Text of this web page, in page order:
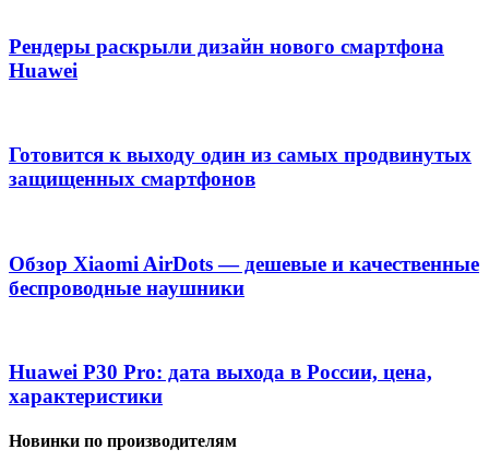
Рендеры раскрыли дизайн нового смартфона
Huawei
Готовится к выходу один из самых продвинутых
защищенных смартфонов
Обзор Xiaomi AirDots — дешевые и качественные
беспроводные наушники
Huawei P30 Pro: дата выхода в России, цена,
характеристики
Новинки по производителям